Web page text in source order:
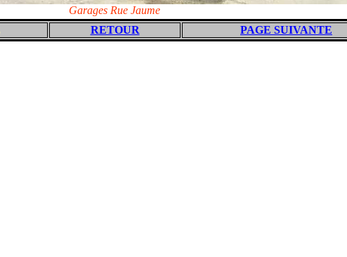
Garages Rue Jaume
RETOUR PAGE SUIVANTE